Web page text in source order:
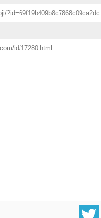
?id=69f19b409b8c7868c09ca2dc
id/17280.html